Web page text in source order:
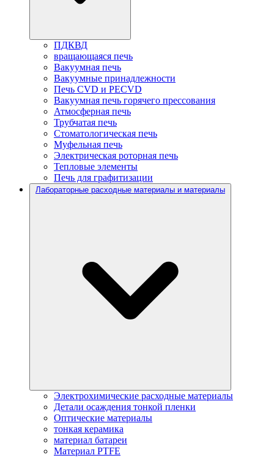
ПДКВД
вращающаяся печь
Вакуумная печь
Вакуумные принадлежности
Печь CVD и PECVD
Вакуумная печь горячего прессования
Атмосферная печь
Трубчатая печь
Стоматологическая печь
Муфельная печь
Электрическая роторная печь
Тепловые элементы
Печь для графитизации
Лабораторные расходные материалы и материалы
Электрохимические расходные материалы
Детали осаждения тонкой пленки
Оптические материалы
тонкая керамика
материал батареи
Материал PTFE